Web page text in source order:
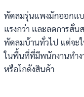
พัดลมรุ่นแพงมักออกแบ
แรงกว่า และลดการสั่น
พัดลมบ้านทั่วไป แต่จะใ
ในพื้นที่ที่มีพนักงานทำง
หรือโกดังสินค้า